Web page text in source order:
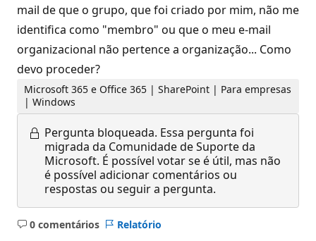
mail de que o grupo, que foi criado por mim, não me
identifica como "membro" ou que o meu e-mail
organizacional não pertence a organização... Como
devo proceder?
Microsoft 365 e Office 365 | SharePoint | Para empresas
| Windows
Pergunta bloqueada. Essa pergunta foi
migrada da Comunidade de Suporte da
Microsoft. É possível votar se é útil, mas não
é possível adicionar comentários ou
respostas ou seguir a pergunta.
0 comentários
Sem
Relatório